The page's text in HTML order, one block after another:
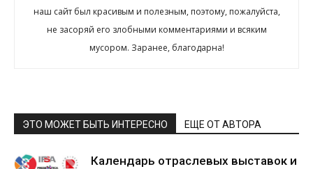
наш сайт был красивым и полезным, поэтому, пожалуйста,
не засоряй его злобными комментариями и всяким
мусором. Заранее, благодарна!
ЭТО МОЖЕТ БЫТЬ ИНТЕРЕСНО ЕЩЕ ОТ АВТОРА
Календарь отраслевых выставок и